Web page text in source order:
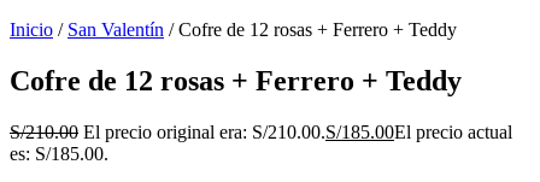
Inicio / San Valentín / Cofre de 12 rosas + Ferrero + Teddy
Cofre de 12 rosas + Ferrero + Teddy
S/210.00 El precio original era: S/210.00.S/185.00El precio actual
es: S/185.00.